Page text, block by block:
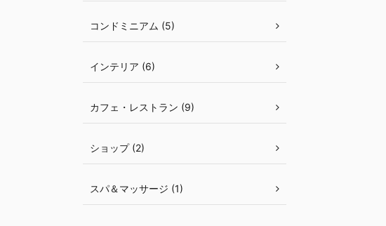
コンドミニアム (5)
インテリア (6)
カフェ・レストラン (9)
ショップ (2)
スパ＆マッサージ (1)